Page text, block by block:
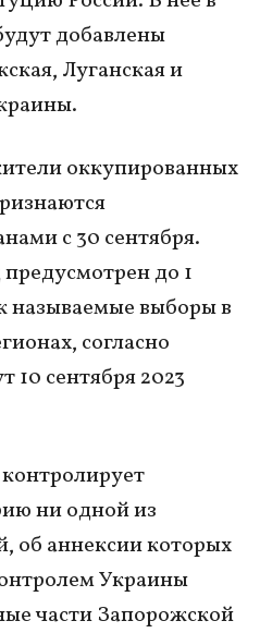
добавлены
Луганская и
оккупированных
с 30 сентября.
до 1
называемые выборы в
согласно
10 сентября 2023
ни одной из
об аннексии которых
Украины
части Запорожской